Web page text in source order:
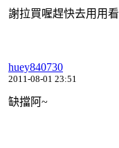
謝拉買喔趕快去用用看
huey840730
2011-08-01 23:51
缺擋阿~